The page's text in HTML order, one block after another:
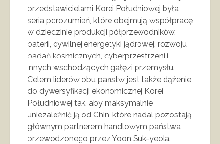
przedstawicielami Korei Południowej była
seria porozumień, które obejmują współpracę
w dziedzinie produkcji półprzewodników,
baterii, cywilnej energetyki jądrowej, rozwoju
badań kosmicznych, cyberprzestrzeni i
innych wschodzących gałęzi przemysłu.
Celem liderów obu państw jest także dążenie
do dywersyfikacji ekonomicznej Korei
Południowej tak, aby maksymalnie
uniezależnić ją od Chin, które nadal pozostają
głównym partnerem handlowym państwa
przewodzonego przez Yoon Suk-yeola.